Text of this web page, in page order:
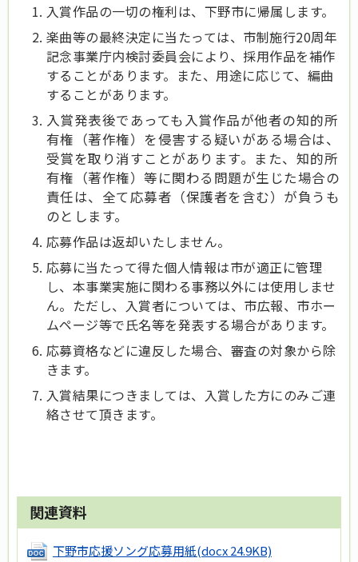
入賞作品の一切の権利は、下野市に帰属します。
楽曲等の最終決定に当たっては、市制施行20周年
記念事業庁内検討委員会により、採用作品を補作
することがあります。また、用途に応じて、編曲
することがあります。
入賞発表後であっても入賞作品が他者の知的所
有権（著作権）を侵害する疑いがある場合は、
受賞を取り消すことがあります。また、知的所
有権（著作権）等に関わる問題が生じた場合の
責任は、全て応募者（保護者を含む）が負うも
のとします。
応募作品は返却いたしません。
応募に当たって得た個人情報は市が適正に管理
し、本事業実施に関わる事務以外には使用しませ
ん。ただし、入賞者については、市広報、市ホー
ムページ等で氏名等を発表する場合があります。
応募資格などに違反した場合、審査の対象から除
きます。
入賞結果につきましては、入賞した方にのみご連
絡させて頂きます。
関連資料
下野市応援ソング応募用紙(docx 24.9KB)